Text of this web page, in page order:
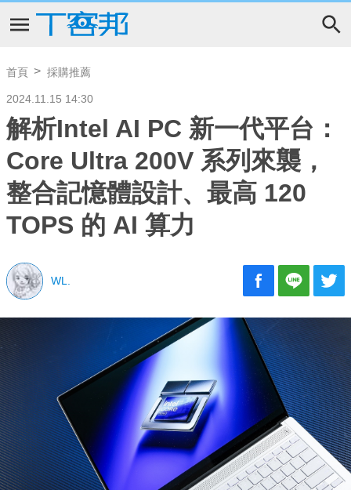
首頁 採購推薦
2024.11.15 14:30
解析Intel AI PC 新一代平台：
Core Ultra 200V 系列來襲，
整合記憶體設計、最高 120
TOPS 的 AI 算力
WL.